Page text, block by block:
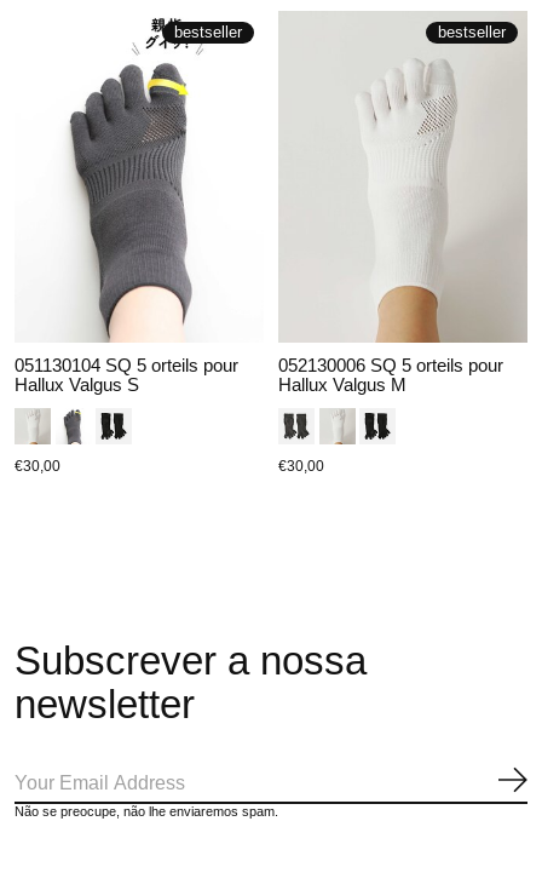
bestseller
051130104 SQ 5 orteils pour
Hallux Valgus S
€30,00
bestseller
052130006 SQ 5 orteils pour
Hallux Valgus M
€30,00
Subscrever a nossa
newsletter
Não se preocupe, não lhe enviaremos spam.